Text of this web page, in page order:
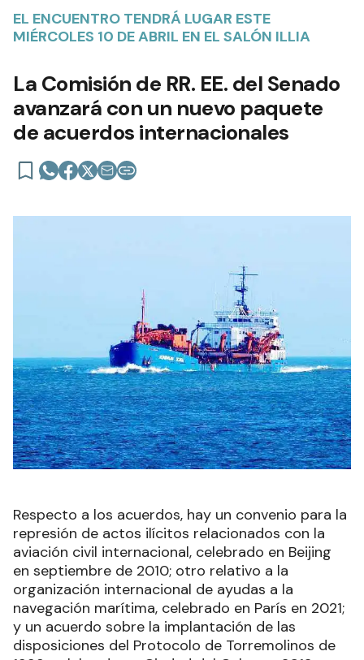
EL ENCUENTRO TENDRÁ LUGAR ESTE
MIÉRCOLES 10 DE ABRIL EN EL SALÓN ILLIA
La Comisión de RR. EE. del Senado
avanzará con un nuevo paquete
de acuerdos internacionales
Respecto a los acuerdos, hay un convenio para la
represión de actos ilícitos relacionados con la
aviación civil internacional, celebrado en Beijing
en septiembre de 2010; otro relativo a la
organización internacional de ayudas a la
navegación marítima, celebrado en París en 2021;
y un acuerdo sobre la implantación de las
disposiciones del Protocolo de Torremolinos de